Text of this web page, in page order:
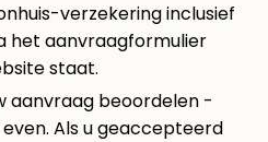
verzekering inclusief
het aanvraagformulier
staat.
aanvraag beoordelen -
Als u geaccepteerd